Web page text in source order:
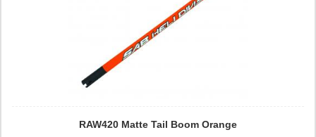
RAW420 Matte Tail Boom Orange